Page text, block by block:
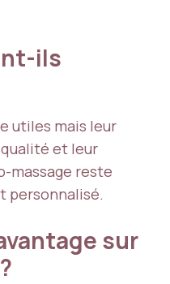
ils
utiles mais leur
et leur
massage reste
personnalisé.
sur